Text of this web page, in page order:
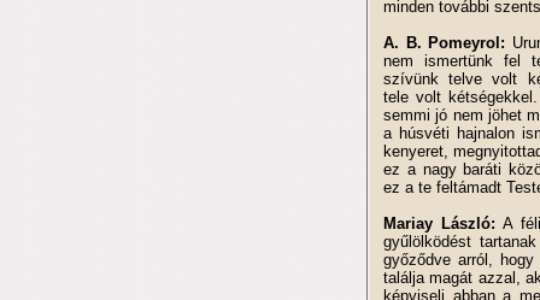
minden további
A. B. Pomeyrol:
nem ismertünk fel
szívünk telve volt
tele volt
semmi jó nem jöhet
a húsvéti hajnalon
kenyeret,
ez a nagy baráti
ez a te feltámadt
Mariay László: A
gyűlölködést
győződve arról,
találja magát azzal,
képviseli abban a